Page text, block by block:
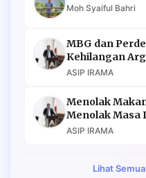
Moh Syaiful Bahri
MBG dan
Kehilangan
ASIP IRAMA
Menolak
Menolak Masa
ASIP IRAMA
Lihat